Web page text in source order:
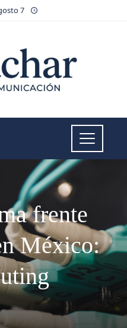
7
frente
México: